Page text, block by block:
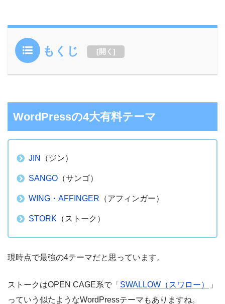
もくじ [開く ]
WordPressの4大有料テーマ
JIN （ジン）
SANGO （サンゴ）
WING・AFFINGER （アフィンガー）
STORK （ストーク）
現時点で最強の4テーマだと思っています。
ストークはOPEN CAGE系で「 SWALLOW（スワロー）
」
っていう似たようなWordPressテーマもありますね。